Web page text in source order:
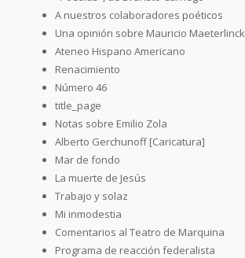
A nuestros colaboradores poéticos
Una opinión sobre Mauricio Maeterlinck
Ateneo Hispano Americano
Renacimiento
Número 46
title_page
Notas sobre Emilio Zola
Alberto Gerchunoff [Caricatura]
Mar de fondo
La muerte de Jesús
Trabajo y solaz
Mi inmodestia
Comentarios al Teatro de Marquina
Programa de reacción federalista